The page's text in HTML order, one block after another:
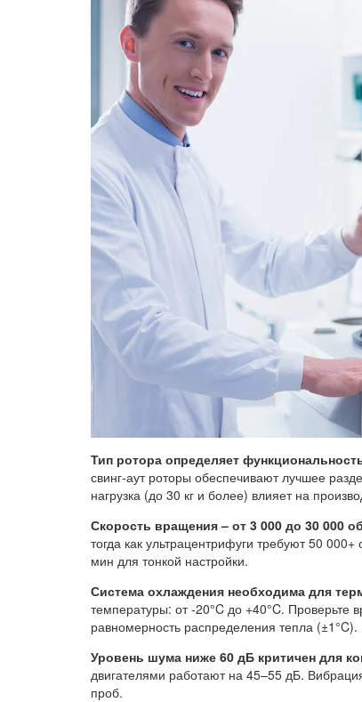
Тип ротора определяет
свинг-аут роторы обеспечивают лучшее
нагрузка (до 30 кг и более) влияет на
Скорость вращения – от 3 000 до 30 000
тогда как ультрацентрифуги требуют 50
мин для тонкой настройки.
Система охлаждения необходима для
температуры: от -20°C до +40°C. Проверьте
равномерность распределения тепла (±1°C).
Уровень шума ниже 60 дБ критичен для
двигателями работают на 45–55 дБ.
проб.